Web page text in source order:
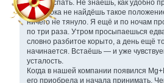
ложусь спать. Не знаешь, как удобно
ноги, пока не найдёшь такое
ничего не тянуло. Я ещё и по ночам
по три раза. Утром просыпаешься
словно разбитое корыто, а день ещё
начинается. Встаёшь — и уже
усталость.
Когда в нашей компании появился
его приобрела и начала принимать.